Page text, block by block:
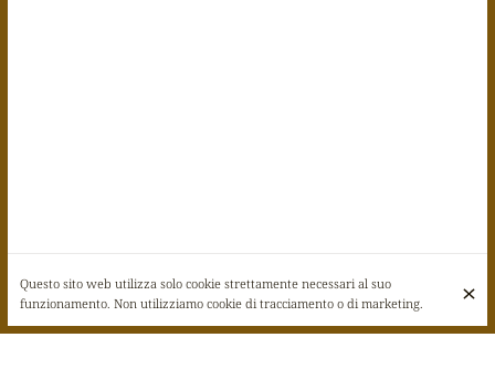
Questo sito web utilizza solo cookie strettamente necessari al suo
funzionamento. Non utilizziamo cookie di tracciamento o di marketing.